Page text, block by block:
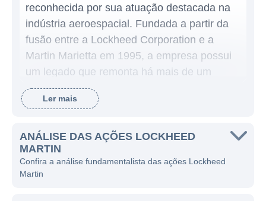
reconhecida por sua atuação destacada na
indústria aeroespacial. Fundada a partir da
fusão entre a Lockheed Corporation e a
Martin Marietta em 1995, a empresa possui
um legado que remonta há mais de um
século, com uma rica história de inovações
tecnológicas e um portfólio vasto de produtos
desenvolvimento de sistemas e soluções que
atendem às necessidades de segurança de
seus clientes, incluindo governos e
Ler mais
ANÁLISE DAS AÇÕES LOCKHEED
MARTIN
Confira a análise fundamentalista das ações Lockheed
Martin